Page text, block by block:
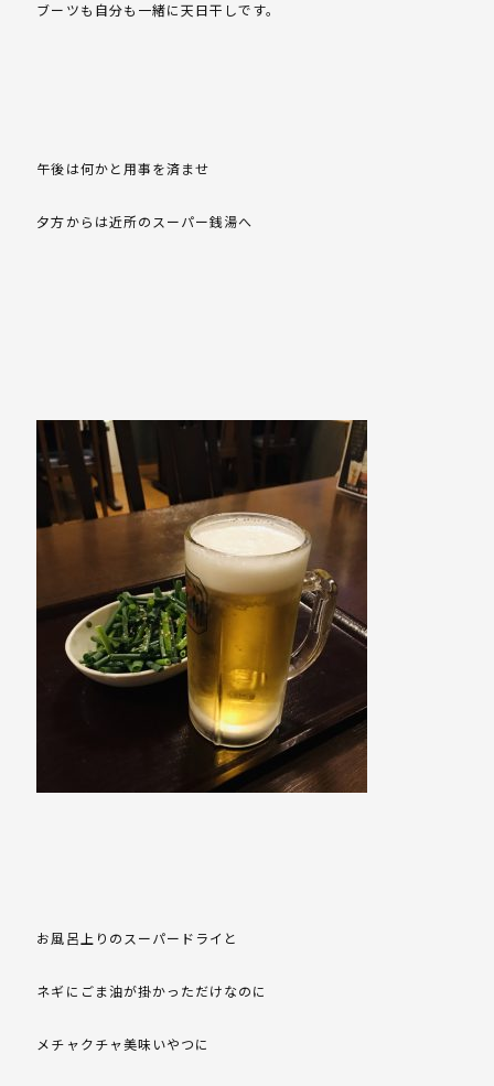
ブーツも自分も一緒に天日干しです。
午後は何かと用事を済ませ
夕方からは近所のスーパー銭湯へ
お風呂上りのスーパードライと
ネギにごま油が掛かっただけなのに
メチャクチャ美味いやつに